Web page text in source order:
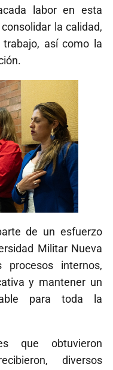
labor en esta
la calidad,
así como la
de un esfuerzo
Militar Nueva
procesos internos,
y mantener un
para toda la
que obtuvieron
diversos